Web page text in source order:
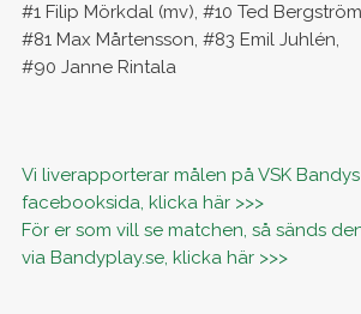
#1 Filip Mörkdal (mv), #10 Ted
#81 Max Mårtensson, #83 Emil Juhlén,
#90 Janne Rintala
Vi liverapporterar målen på VSK Bandys
facebooksida, klicka här >>>
För er som vill se matchen, så sänds
via Bandyplay.se, klicka här >>>